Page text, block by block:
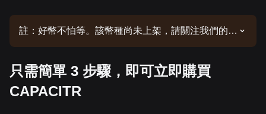
註：好幣不怕等。該幣種尚未上架，請關注我們的公
用相同的操作流程。
只需簡單 3 步驟，即可立即購買
CAPACITR